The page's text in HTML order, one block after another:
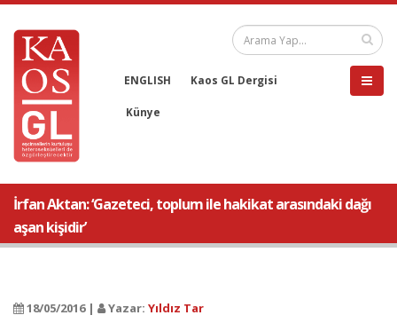
ENGLISH Kaos GL Dergisi
Künye
İrfan Aktan: ‘Gazeteci, toplum ile hakikat arasındaki dağı
aşan kişidir’
18/05/2016 | Yazar: Yıldız Tar